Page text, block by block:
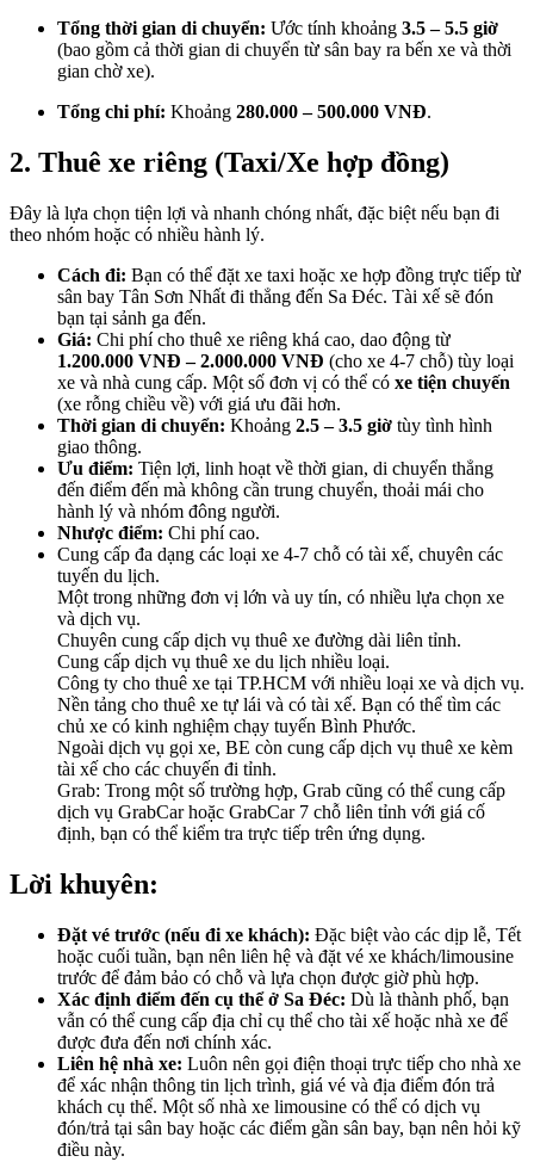
Tổng thời gian di chuyển: Ước tính khoảng 3.5 – 5.5 giờ
(bao gồm cả thời gian di chuyển từ sân bay ra bến xe và thời
gian chờ xe).
Tổng chi phí: Khoảng 280.000 – 500.000 VNĐ.
2. Thuê xe riêng (Taxi/Xe hợp đồng)
Đây là lựa chọn tiện lợi và nhanh chóng nhất, đặc biệt nếu bạn đi
theo nhóm hoặc có nhiều hành lý.
Cách đi: Bạn có thể đặt xe taxi hoặc xe hợp đồng trực tiếp từ
sân bay Tân Sơn Nhất đi thẳng đến Sa Đéc. Tài xế sẽ đón
bạn tại sảnh ga đến.
Giá: Chi phí cho thuê xe riêng khá cao, dao động từ
1.200.000 VNĐ – 2.000.000 VNĐ (cho xe 4-7 chỗ) tùy loại
xe và nhà cung cấp. Một số đơn vị có thể có xe tiện chuyến
(xe rỗng chiều về) với giá ưu đãi hơn.
Thời gian di chuyển: Khoảng 2.5 – 3.5 giờ tùy tình hình
giao thông.
Ưu điểm: Tiện lợi, linh hoạt về thời gian, di chuyển thẳng
đến điểm đến mà không cần trung chuyển, thoải mái cho
hành lý và nhóm đông người.
Nhược điểm: Chi phí cao.
Cung cấp đa dạng các loại xe 4-7 chỗ có tài xế, chuyên các
tuyến du lịch.
Một trong những đơn vị lớn và uy tín, có nhiều lựa chọn xe
và dịch vụ.
Chuyên cung cấp dịch vụ thuê xe đường dài liên tỉnh.
Cung cấp dịch vụ thuê xe du lịch nhiều loại.
Công ty cho thuê xe tại TP.HCM với nhiều loại xe và dịch vụ.
Nền tảng cho thuê xe tự lái và có tài xế. Bạn có thể tìm các
chủ xe có kinh nghiệm chạy tuyến Bình Phước.
Ngoài dịch vụ gọi xe, BE còn cung cấp dịch vụ thuê xe kèm
tài xế cho các chuyến đi tỉnh.
Grab: Trong một số trường hợp, Grab cũng có thể cung cấp
dịch vụ GrabCar hoặc GrabCar 7 chỗ liên tỉnh với giá cố
định, bạn có thể kiểm tra trực tiếp trên ứng dụng.
Lời khuyên:
Đặt vé trước (nếu đi xe khách): Đặc biệt vào các dịp lễ, Tết
hoặc cuối tuần, bạn nên liên hệ và đặt vé xe khách/limousine
trước để đảm bảo có chỗ và lựa chọn được giờ phù hợp.
Xác định điểm đến cụ thể ở Sa Đéc: Dù là thành phố, bạn
vẫn có thể cung cấp địa chỉ cụ thể cho tài xế hoặc nhà xe để
được đưa đến nơi chính xác.
Liên hệ nhà xe: Luôn nên gọi điện thoại trực tiếp cho nhà xe
để xác nhận thông tin lịch trình, giá vé và địa điểm đón trả
khách cụ thể. Một số nhà xe limousine có thể có dịch vụ
đón/trả tại sân bay hoặc các điểm gần sân bay, bạn nên hỏi kỹ
điều này.